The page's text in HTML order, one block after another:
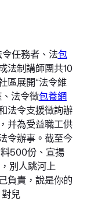
任務者、法包
法制講師團共10
區展開“法令維
法令徵包養網
法令支援徵詢辦
并為受益職工供
令辦事。截至今
500份、宣揚
別人跳河上
負責，說是你的
兒